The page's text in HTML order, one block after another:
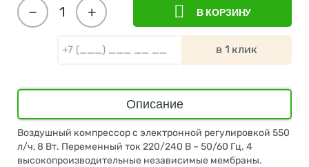
+
− В КОРЗИНУ
в 1 клик
Описание
Воздушный компрессор с электронной регулировкой 550
л/ч, 8 Вт. Переменный ток 220/240 В ~ 50/60 Гц. 4
высокопроизводительные независимые мембраны.